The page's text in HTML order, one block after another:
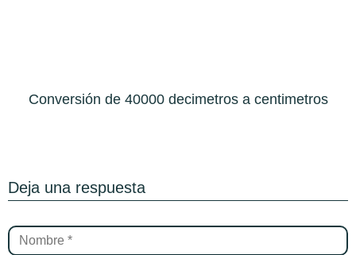
Conversión de 40000 decimetros a centimetros
Deja una respuesta